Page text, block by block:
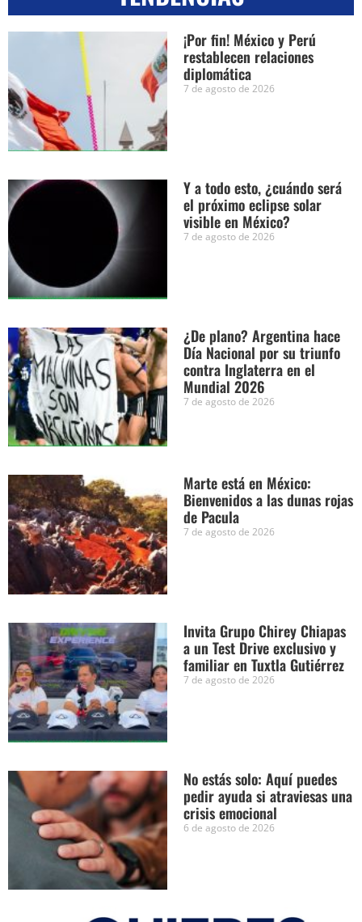
¡Por fin! México y Perú
restablecen relaciones
diplomática
7 de agosto de 2026
Y a todo esto, ¿cuándo será
el próximo eclipse solar
visible en México?
7 de agosto de 2026
¿De plano? Argentina hace
Día Nacional por su triunfo
contra Inglaterra en el
Mundial 2026
7 de agosto de 2026
Marte está en México:
Bienvenidos a las dunas rojas
de Pacula
7 de agosto de 2026
Invita Grupo Chirey Chiapas
a un Test Drive exclusivo y
familiar en Tuxtla Gutiérrez
7 de agosto de 2026
No estás solo: Aquí puedes
pedir ayuda si atraviesas una
crisis emocional
6 de agosto de 2026